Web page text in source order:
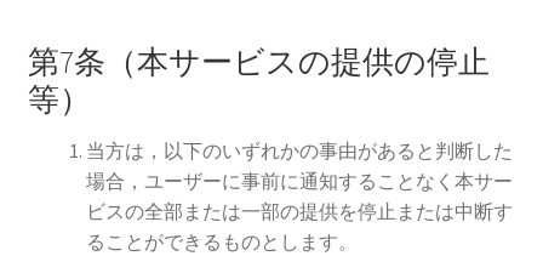
第7条（本サービスの提供の停止
等）
当方は，以下のいずれかの事由があると判断した
場合，ユーザーに事前に通知することなく本サー
ビスの全部または一部の提供を停止または中断す
ることができるものとします。